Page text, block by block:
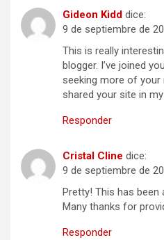
Gideon Kidd dice:
9 de septiembre de
This is really
blogger. I’ve joined
seeking more of your
shared your site in
Responder
Cristal Cline dice:
9 de septiembre de
Pretty! This has been
Many thanks for
Responder